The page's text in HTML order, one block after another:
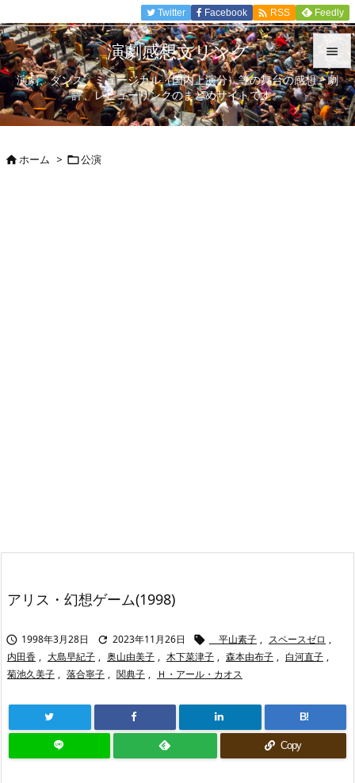


メニュ

Twitter Facebook  RSS Feedly
演劇感想文リンク
演劇、ダンス、ミュージカル（国内上演分）等の舞台の感想、劇
評、レビューリンクのまとめサイトです。
ホーム > 公演
アリス・幻想ゲーム(1998)
 1998年3月28日  2023年11月26日  平山素子 , スペースゼロ ,
内田香 , 大島早紀子 , 奥山由美子 , 木下菜津子 , 森本由布子 , 白河直子 ,
菊池久美子 , 落合寧子 , 関典子 , Ｈ・アール・カオス
B!
Copy